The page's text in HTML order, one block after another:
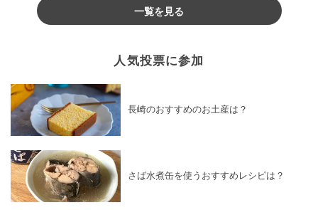
一覧を見る
人気投票に参加
長崎のおすすめのお土産は？
さば水煮缶を使うおすすめレシピは？